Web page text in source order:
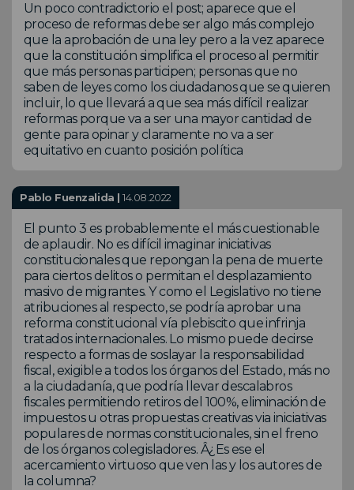
Un poco contradictorio el post; aparece que el
proceso de reformas debe ser algo más complejo
que la aprobación de una ley pero a la vez aparece
que la constitución simplifica el proceso al permitir
que más personas participen; personas que no
saben de leyes como los ciudadanos que se quieren
incluir, lo que llevará a que sea más difícil realizar
reformas porque va a ser una mayor cantidad de
gente para opinar y claramente no va a ser
equitativo en cuanto posición política
Pablo Fuenzalida |14.08.2022
El punto 3 es probablemente el más cuestionable
de aplaudir. No es difícil imaginar iniciativas
constitucionales que repongan la pena de muerte
para ciertos delitos o permitan el desplazamiento
masivo de migrantes. Y como el Legislativo no tiene
atribuciones al respecto, se podría aprobar una
reforma constitucional vía plebiscito que infrinja
tratados internacionales. Lo mismo puede decirse
respecto a formas de soslayar la responsabilidad
fiscal, exigible a todos los órganos del Estado, más no
a la ciudadanía, que podría llevar descalabros
fiscales permitiendo retiros del 100%, eliminación de
impuestos u otras propuestas creativas via iniciativas
populares de normas constitucionales, sin el freno
de los órganos colegisladores. Â¿Es ese el
acercamiento virtuoso que ven las y los autores de
la columna?